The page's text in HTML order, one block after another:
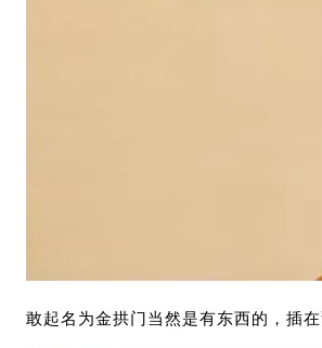
敢起名为金拱门当然是有东西的，插